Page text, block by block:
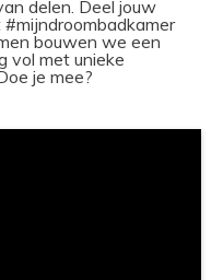
delen. Deel jouw
bouwen we een
vol met unieke
je mee?